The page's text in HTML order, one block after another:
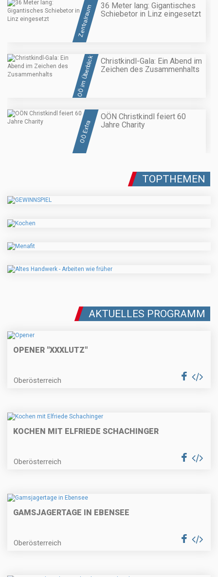
Zentralraum
36 Meter lang: Gigantisches
Schiebetor in Linz eingesetzt
OÖ im Überblick
Christkindl-Gala: Ein Abend im
Zeichen des Zusammenhalts
OÖ Extra
OÖN Christkindl feiert 60
Jahre Charity
TOPTHEMEN
AKTUELLES PROGRAMM
OPENER "XXXLUTZ"
Oberösterreich
KOCHEN MIT ELFRIEDE SCHACHINGER
Oberösterreich
GAMSJAGERTAGE IN EBENSEE
Oberösterreich